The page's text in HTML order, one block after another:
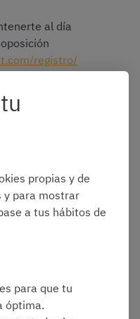
al día
registro/
las hayamos resuelto
o llámanos al
propias y de
y para mostrar
a tus hábitos de
para que tu
óptima.